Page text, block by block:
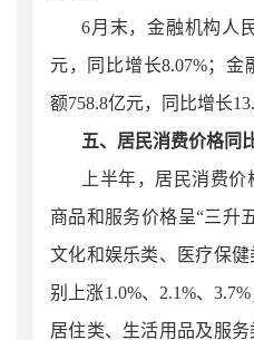
6月末，金融机构人
元，同比增长8.07%；
额758.8亿元，同比增长
五、居民消费价格同
上半年，居民消费价
商品和服务价格呈“三升
文化和娱乐类、医疗保
别上涨1.0%、2.1%、3.7
居住类、生活用品及服